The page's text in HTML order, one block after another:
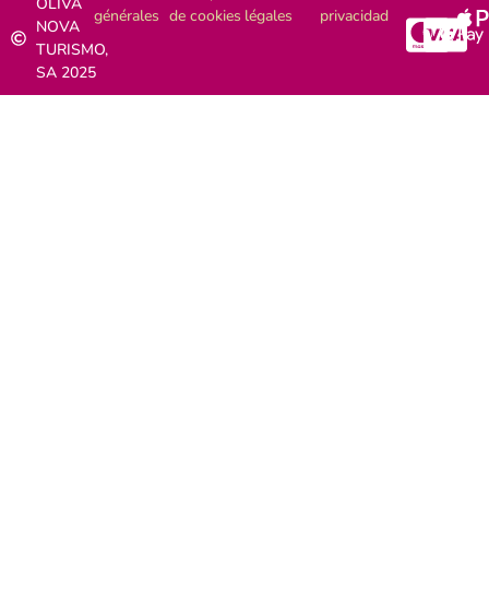
NOVA
TURISMO,
SA 2025
générales de cookies légales
privacidad